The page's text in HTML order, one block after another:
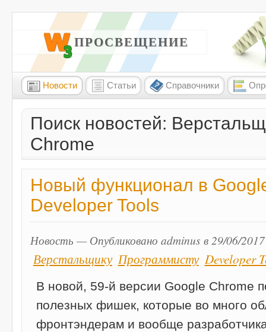
W3 ПРОСВЕЩЕНИЕ
Новости Статьи Справочники
Поиск новостей:
Chrome
Новый функционал в
Developer Tools
Новость — Опубликовано adminus в 29/06/
Верстальщику Программисту Developer
В новой, 59-й версии Google Chrome
полезных фишек, которые во много
фронтэндерам и вообще